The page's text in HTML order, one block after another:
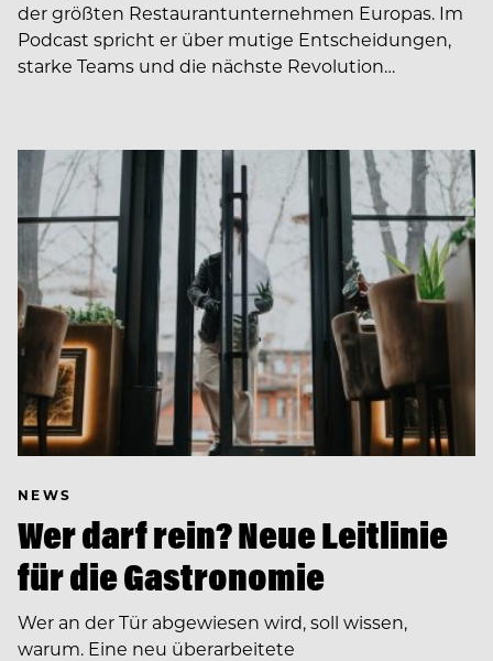
der größten Restaurantunternehmen Europas. Im
Podcast spricht er über mutige Entscheidungen,
starke Teams und die nächste Revolution…
NEWS
Wer darf rein? Neue Leitlinie
für die Gastronomie
Wer an der Tür abgewiesen wird, soll wissen,
warum. Eine neu überarbeitete